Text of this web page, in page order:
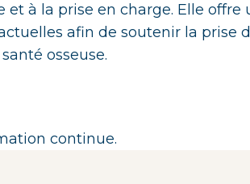
et à la prise en charge. Elle offre
afin de soutenir la prise
osseuse.
continue.